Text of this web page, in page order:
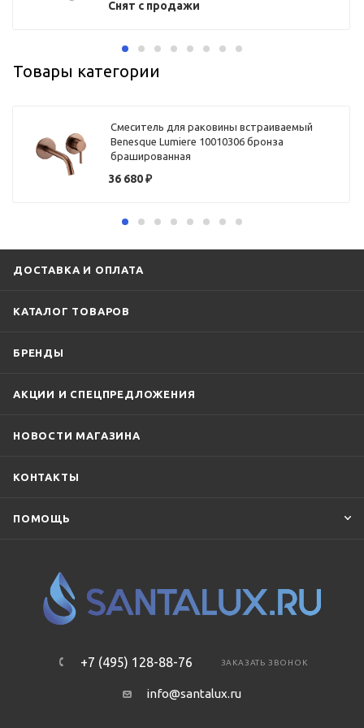
Снят с продажи
Товары категории
Смеситель для раковины встраиваемый
Benesque Lumiere 10010306 бронза
брашированная
36 680₽
ДОСТАВКА И ОПЛАТА
КАТАЛОГ ТОВАРОВ
БРЕНДЫ
АКЦИИ И СПЕЦПРЕДЛОЖЕНИЯ
НОВОСТИ МАГАЗИНА
КОНТАКТЫ
ПОМОЩЬ
+7 (495) 128-88-76 ЗАКАЗАТЬ ЗВОНОК
info@santalux.ru